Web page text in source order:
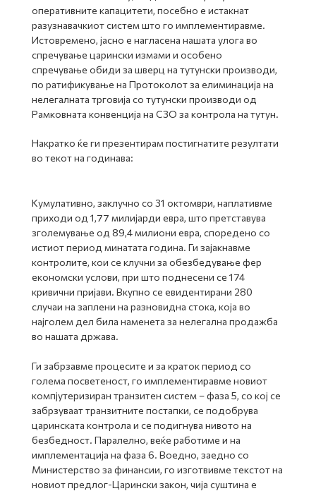
оперативните капацитети, посебно е истакнат
разузнавачкиот систем што го имплементиравме.
Истовремено, јасно е нагласена нашата улога во
спречување царински измами и особено
спречување обиди за шверц на тутунски производи,
по ратификување на Протоколот за елиминација на
нелегалната трговија со тутунски производи од
Рамковната конвенција на СЗО за контрола на тутун.
Накратко ќе ги презентирам постигнатите резултати
во текот на годинава:
Кумулативно, заклучно со 31 октомври, наплативме
приходи од 1,77 милијарди евра, што претставува
зголемување од 89,4 милиони евра, споредено со
истиот период минатата година. Ги зајакнавме
контролите, кои се клучни за обезбедување фер
економски услови, при што поднесени се 174
кривични пријави. Вкупно се евидентирани 280
случаи на заплени на разновидна стока, која во
најголем дел била наменета за нелегална продажба
во нашата држава.
Ги забрзавме процесите и за краток период со
голема посветеност, го имплементиравме новиот
компјутеризиран транзитен систем – фаза 5, со кој се
забрзуваат транзитните постапки, се подобрува
царинската контрола и се подигнува нивото на
безбедност. Паралелно, веќе работиме и на
имплементација на фаза 6. Воедно, заедно со
Министерство за финансии, го изготвивме текстот на
новиот предлог-Царински закон, чија суштина е